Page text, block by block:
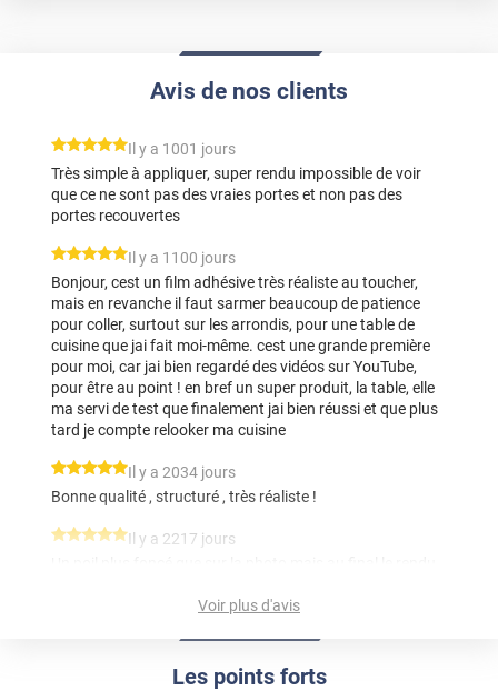
Les points forts
Avis de nos clients
*****
Il y a 1001 jours
Très simple à appliquer, super rendu impossible de voir
que ce ne sont pas des vraies portes et non pas des
portes recouvertes
*****
Il y a 1100 jours
Bonjour, cest un film adhésive très réaliste au toucher,
mais en revanche il faut sarmer beaucoup de patience
pour coller, surtout sur les arrondis, pour une table de
cuisine que jai fait moi-même. cest une grande première
pour moi, car jai bien regardé des vidéos sur YouTube,
pour être au point ! en bref un super produit, la table, elle
ma servi de test que finalement jai bien réussi et que plus
tard je compte relooker ma cuisine
*****
Il y a 2034 jours
Bonne qualité , structuré , très réaliste !
*****
Il y a 2217 jours
Voir plus d'avis